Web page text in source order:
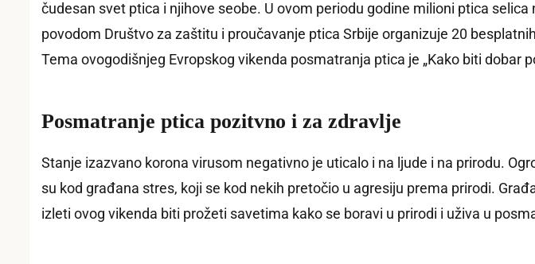
čudesan svet ptica i njihove seobe. U ovom periodu godine milioni ptica
povodom Društvo za zaštitu i proučavanje ptica Srbije organizuje 20
Tema ovogodišnjeg Evropskog vikenda posmatranja ptica je „Kako biti dobar
Posmatranje ptica pozitvno i za zdravlje
Stanje izazvano korona virusom negativno je uticalo i na ljude i na prirodu.
su kod građana stres, koji se kod nekih pretočio u agresiju prema prirodi.
izleti ovog vikenda biti prožeti savetima kako se boravi u prirodi i uživa u